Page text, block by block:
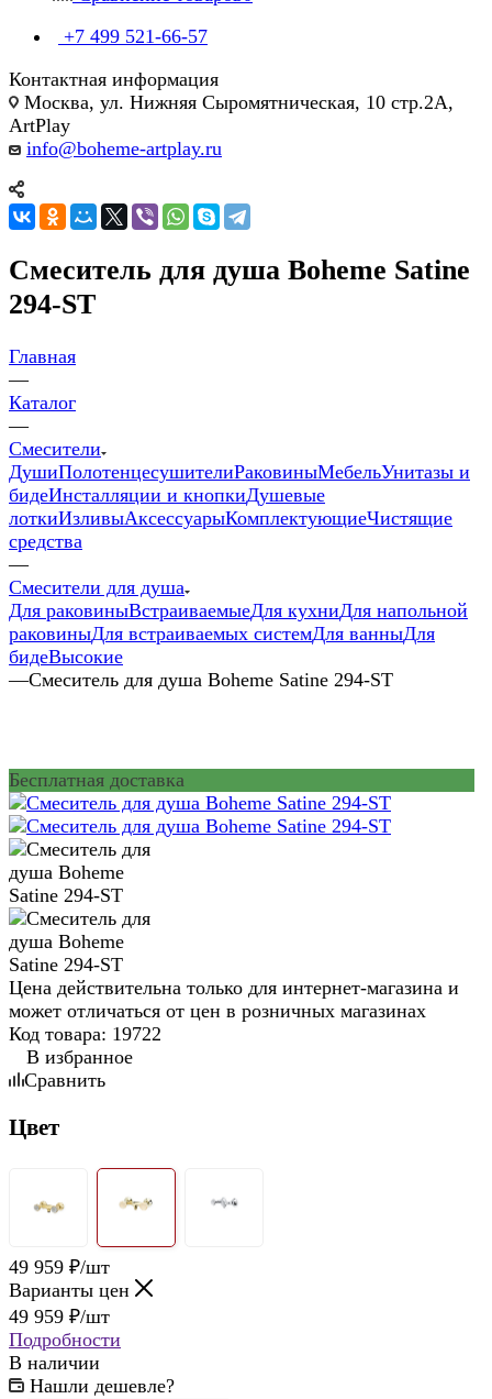
+7 499 521-66-57
Контактная информация
Москва, ул. Нижняя Сыромятническая, 10 стр.2А,
ArtPlay
info@boheme-artplay.ru
Смеситель для душа Boheme Satine
294-ST
Главная
—
Каталог
—
Смесители
ДушиПолотенцесушителиРаковиныМебельУнитазы и
бидеИнсталляции и кнопкиДушевые
лоткиИзливыАксессуарыКомплектующиеЧистящие
средства
—
Смесители для душа
Для раковиныВстраиваемыеДля кухниДля напольной
раковиныДля встраиваемых системДля ванныДля
бидеВысокие
—Смеситель для душа Boheme Satine 294-ST
Бесплатная доставка
Цена действительна только для интернет-магазина и
может отличаться от цен в розничных магазинах
Код товара: 19722
В избранное
Сравнить
Цвет
49 959 ₽/шт
Варианты цен
49 959 ₽/шт
Подробности
В наличии
Нашли дешевле?